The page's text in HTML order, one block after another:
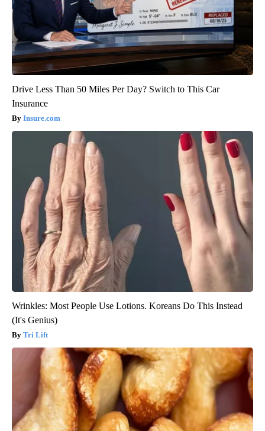
Drive Less Than 50 Miles Per Day? Switch to This Car
Insurance
Insure.com
Wrinkles: Most People Use Lotions. Koreans Do This Instead
(It's Genius)
Tri Lift